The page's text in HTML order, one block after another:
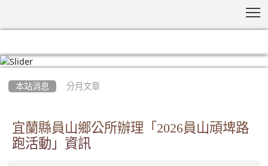
本站消息 分月文章
宜蘭縣員山鄉公所辦理「2026員山頑埤路
跑活動」資訊